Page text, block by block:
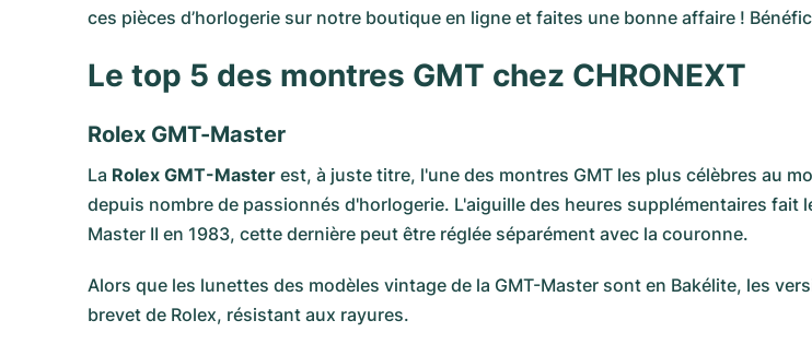
ces pièces d’horlogerie sur notre boutique en ligne et faites une bonne affaire !
Le top 5 des montres GMT chez CHRONEXT
Rolex GMT-Master
La Rolex GMT-Master est, à juste titre, l'une des montres GMT les plus célèbres au
depuis nombre de passionnés d'horlogerie. L'aiguille des heures supplémentaires fait
Master II en 1983, cette dernière peut être réglée séparément avec la couronne.
Alors que les lunettes des modèles vintage de la GMT-Master sont en Bakélite, les
brevet de Rolex, résistant aux rayures.